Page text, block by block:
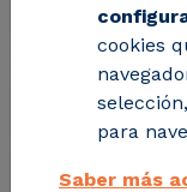
cookies
para
Saber más